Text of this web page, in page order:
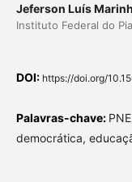
Jeferson Luís
Instituto Federal do
DOI: https://doi.org/
Palavras-chave:
democrática,